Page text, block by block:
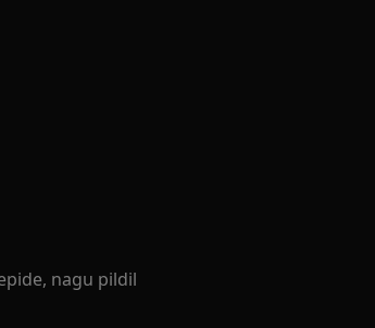
nagu pildil